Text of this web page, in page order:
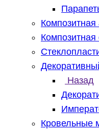
Композитная
Композитная
Назад
Кровельные